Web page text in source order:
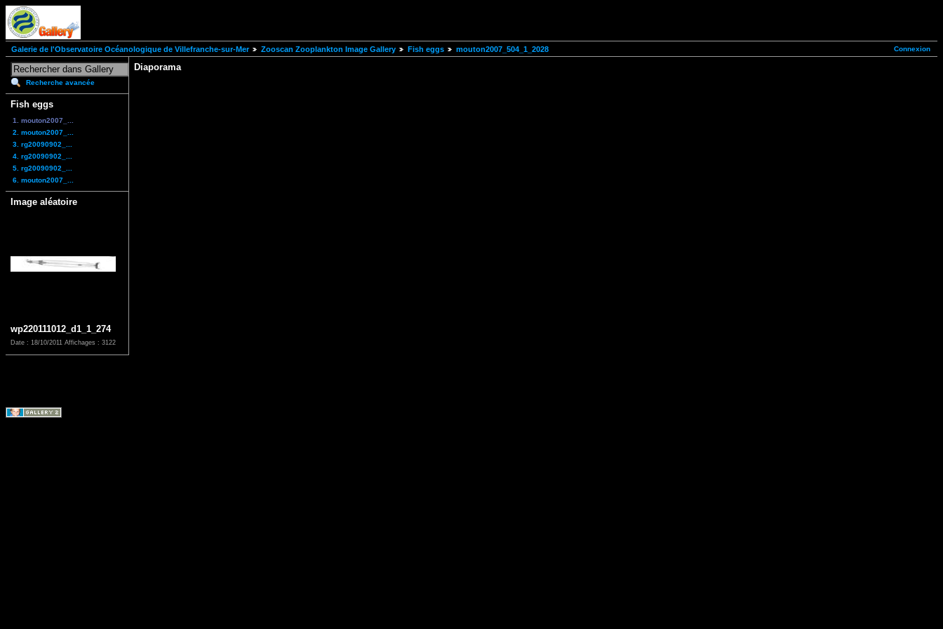
Connexion
Galerie de l'Observatoire Océanologique de Villefranche-sur-Mer Zooscan Zooplankton Image Gallery Fish eggs mouton2007_504_1_2028
Recherche avancée
Fish eggs
1. mouton2007_...
2. mouton2007_...
3. rg20090902_...
4. rg20090902_...
5. rg20090902_...
6. mouton2007_...
Image aléatoire
wp220111012_d1_1_274
Date : 18/10/2011 Affichages : 3122
Diaporama